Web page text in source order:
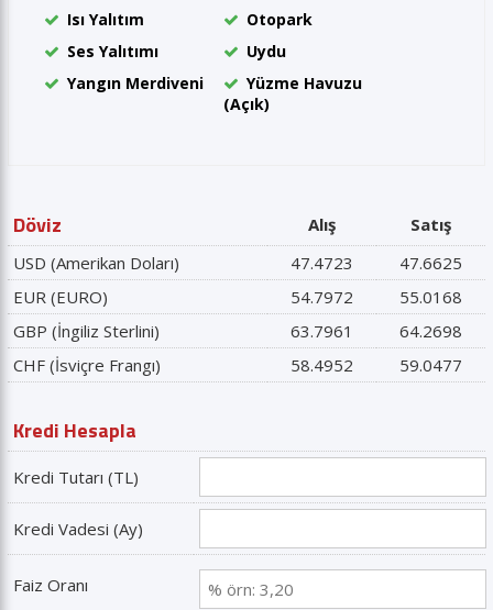
Isı Yalıtım
Otopark
Ses Yalıtımı
Uydu
Yangın Merdiveni
Yüzme Havuzu
(Açık)
Döviz Alış
Satış
USD (Amerikan Doları)
47.4723
47.6625
EUR (EURO)
54.7972
55.0168
GBP (İngiliz Sterlini)
63.7961
64.2698
CHF (İsviçre Frangı)
58.4952 59.0477
Kredi Hesapla
Kredi Tutarı (TL)
Kredi Vadesi (Ay)
Faiz Oranı